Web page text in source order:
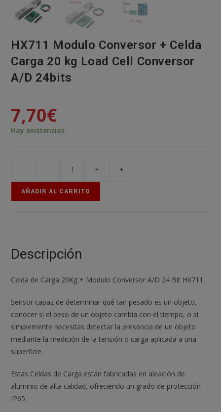
HX711 Modulo Conversor + Celda
Carga 20 kg Load Cell Conversor
A/D 24bits
7,70€
Hay existencias
-
Conversor
24bits
cantidad
- + +
AÑADIR AL CARRITO
Descripción
Celda de Carga 20Kg + Modulo Conversor A/D 24 Bit HX711.
Sensor capaz de determinar qué tan pesado es un objeto,
conocer si el peso de un objeto cambia con el tiempo, o si
simplemente necesitas detectar la presencia de un objeto
mediante la medición de la tensión o carga aplicada a una
superficie.
Estas Celdas de Carga están fabricadas en aleación de
aluminio de alta calidad, ofreciendo un grado de protección
IP65.